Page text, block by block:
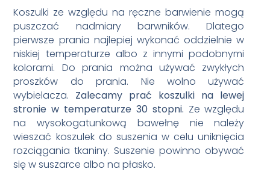
Koszulki ze względu na ręczne barwienie mogą
puszczać nadmiary barwników. Dlatego
pierwsze prania najlepiej wykonać oddzielnie w
niskiej temperaturze albo z innymi podobnymi
kolorami. Do prania można używać zwykłych
proszków do prania. Nie wolno używać
wybielacza. Zalecamy prać koszulki na lewej
stronie w temperaturze 30 stopni. Ze względu
na wysokogatunkową bawełnę nie należy
wieszać koszulek do suszenia w celu uniknięcia
rozciągania tkaniny. Suszenie powinno obywać
się w suszarce albo na płasko.